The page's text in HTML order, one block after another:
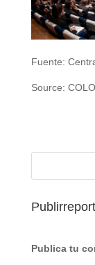
Fuente:
Source:
Publica tu